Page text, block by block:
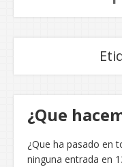
¿Que
¿Que ha pasado en
ninguna entrada en